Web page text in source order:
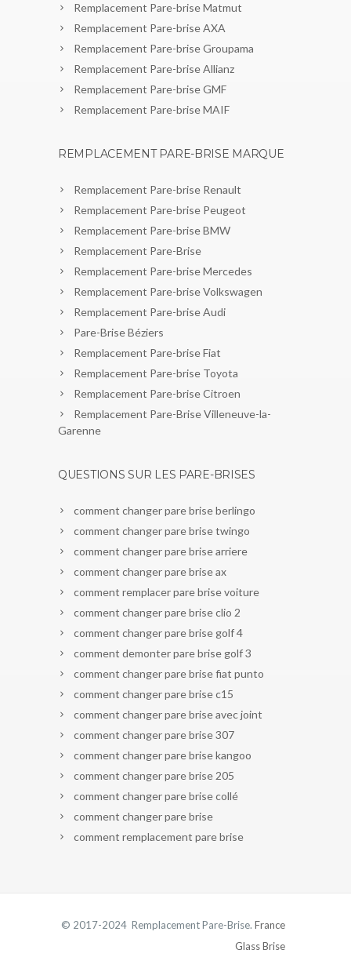
Remplacement Pare-brise Matmut
Remplacement Pare-brise AXA
Remplacement Pare-brise Groupama
Remplacement Pare-brise Allianz
Remplacement Pare-brise GMF
Remplacement Pare-brise MAIF
REMPLACEMENT PARE-BRISE MARQUE
Remplacement Pare-brise Renault
Remplacement Pare-brise Peugeot
Remplacement Pare-brise BMW
Remplacement Pare-Brise
Remplacement Pare-brise Mercedes
Remplacement Pare-brise Volkswagen
Remplacement Pare-brise Audi
Pare-Brise Béziers
Remplacement Pare-brise Fiat
Remplacement Pare-brise Toyota
Remplacement Pare-brise Citroen
Remplacement Pare-Brise Villeneuve-la-
Garenne
QUESTIONS SUR LES PARE-BRISES
comment changer pare brise berlingo
comment changer pare brise twingo
comment changer pare brise arriere
comment changer pare brise ax
comment remplacer pare brise voiture
comment changer pare brise clio 2
comment changer pare brise golf 4
comment demonter pare brise golf 3
comment changer pare brise fiat punto
comment changer pare brise c15
comment changer pare brise avec joint
comment changer pare brise 307
comment changer pare brise kangoo
comment changer pare brise 205
comment changer pare brise collé
comment changer pare brise
comment remplacement pare brise
© 2017-2024 Remplacement Pare-Brise. France
Glass Brise